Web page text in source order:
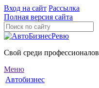
Вход на сайт Рассылка
Полная версия сайта
Свой среди профессионалов
Меню
Автобизнес